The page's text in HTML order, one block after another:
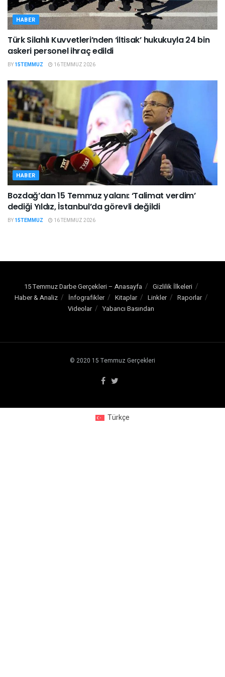
HABER
Türk Silahlı Kuvvetleri’nden ‘iltisak’ hukukuyla 24 bin
askeri personel ihraç edildi
BY 15TEMMUZ 16 TEMMUZ 2026
HABER
Bozdağ’dan 15 Temmuz yalanı: ‘Talimat verdim’
dediği Yıldız, İstanbul’da görevli değildi
BY 15TEMMUZ 16 TEMMUZ 2026
15 Temmuz Darbe Gerçekleri – Anasayfa
Gizlilik İlkeleri
Haber & Analiz
İnfografikler Kitaplar Linkler
Raporlar
Videolar
Yabancı Basından
© 2020 15 Temmuz Gerçekleri
Türkçe